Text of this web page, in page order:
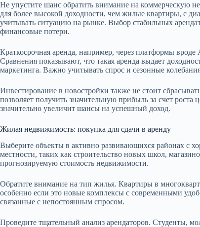
Не упустите шанс обратить внимание на коммерческую
для более высокой доходности, чем жилые квартиры, с
учитывать ситуацию на рынке. Выбор стабильных
финансовые потери.
Краткосрочная аренда, например, через платформы
Сравнения показывают, что такая аренда выдает
маркетинга. Важно учитывать спрос и сезонные
Инвестирование в новостройки также не стоит
позволяет получить значительную прибыль за счет
значительно увеличит шансы на успешный доход.
Жилая недвижимость: покупка для сдачи в аренду
Выберите объекты в активно развивающихся районах с
местности, таких как строительство новых школ,
прогнозируемую стоимость недвижимости.
Обратите внимание на тип жилья. Квартиры в
особенно если это новые комплексы с современными
связанные с непостоянным спросом.
Проведите тщательный анализ арендаторов. Студенты,